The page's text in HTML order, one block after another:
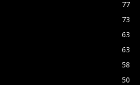
77
73
63
63
58
50